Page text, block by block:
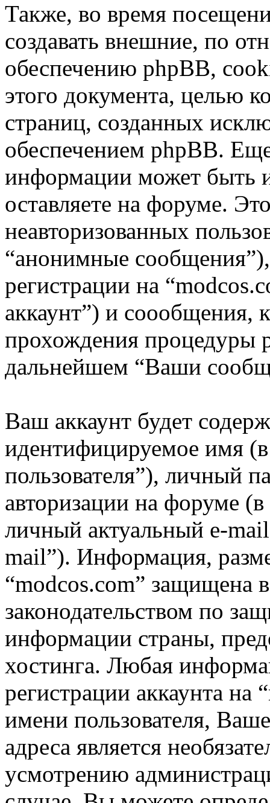
Также, во время
создавать внешние, по
обеспечению phpBB,
этого документа, целью
страниц, созданных
обеспечением phpBB.
информации может быть
оставляете на форуме.
неавторизованных
“анонимные
регистрации на
аккаунт”) и соообщения,
прохождения процедуры
дальнейшем “Ваши
Ваш аккаунт будет
идентифицируемое имя
пользователя”), личный
авторизации на форуме
личный актуальный e-
mail”). Информация,
“modcos.com” защищена
законодательством по
информации страны,
хостинга. Любая
регистрации аккаунта
имени пользователя,
адреса является
усмотрению